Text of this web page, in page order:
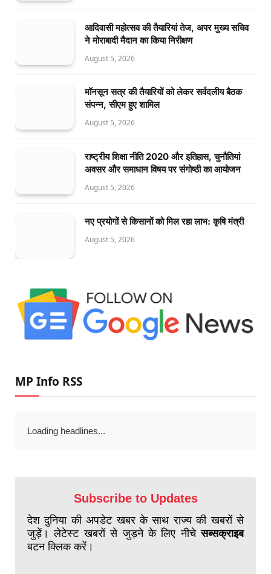
आदिवासी महोत्सव की तैयारियां तेज, अपर मुख्य सचिव
ने मोराबादी मैदान का किया निरीक्षण
August 5, 2026
मॉनसून सत्र की तैयारियों को लेकर सर्वदलीय बैठक
संपन्न, सीएम हुए शामिल
August 5, 2026
राष्ट्रीय शिक्षा नीति 2020 और इतिहास, चुनौतियां
अवसर और समाधान विषय पर संगोष्ठी का आयोजन
August 5, 2026
नए प्रयोगों से किसानों को मिल रहा लाभ: कृषि मंत्री
August 5, 2026
MP Info RSS
Loading headlines...
Subscribe to Updates
देश दुनिया की अपडेट खबर के साथ राज्य की खबरों से
जुड़ें। लेटेस्ट खबरों से जुड़ने के लिए नीचेसब्सक्राइब
बटन क्लिक करें।